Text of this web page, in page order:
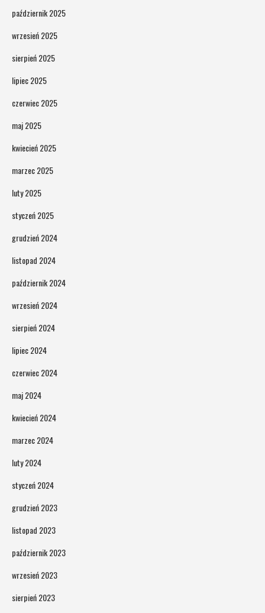
październik 2025
wrzesień 2025
sierpień 2025
lipiec 2025
czerwiec 2025
maj 2025
kwiecień 2025
marzec 2025
luty 2025
styczeń 2025
grudzień 2024
listopad 2024
październik 2024
wrzesień 2024
sierpień 2024
lipiec 2024
czerwiec 2024
maj 2024
kwiecień 2024
marzec 2024
luty 2024
styczeń 2024
grudzień 2023
listopad 2023
październik 2023
wrzesień 2023
sierpień 2023